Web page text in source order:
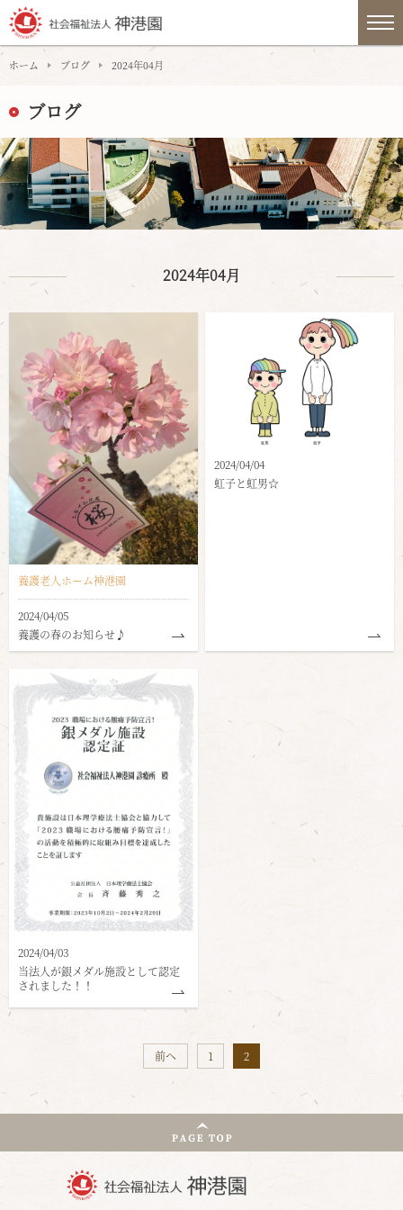
ホーム ブログ 2024年04月
ブログ
2024年04月
養護老人ホーム神港園
2024/04/05
養護の春のお知らせ♪
2024/04/04
虹子と虹男☆
2024/04/03
当法人が銀メダル施設として認定
されました！！
前へ 1 2